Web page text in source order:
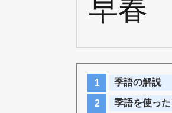
早春
季語の解説
季語を使っ